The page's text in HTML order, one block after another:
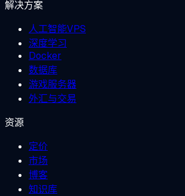
解决方案
人工智能VPS
深度学习
Docker
数据库
游戏服务器
外汇与交易
资源
定价
市场
博客
知识库